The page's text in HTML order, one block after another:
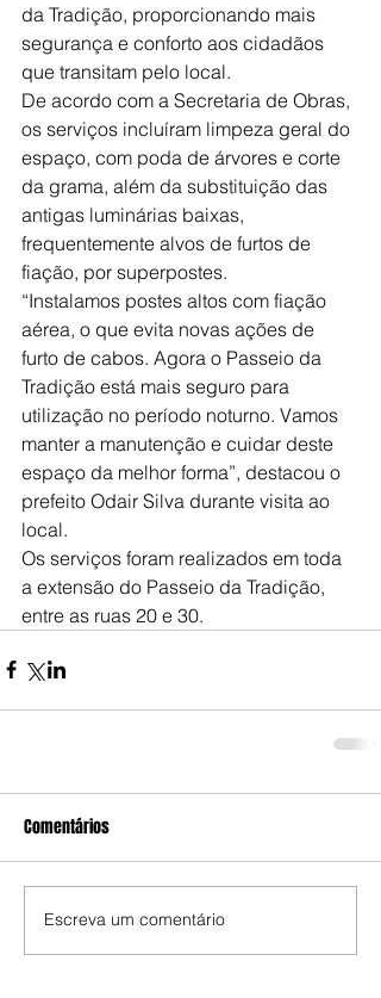
da Tradição, proporcionando mais
segurança e conforto aos cidadãos
que transitam pelo local.
De acordo com a Secretaria de Obras,
os serviços incluíram limpeza geral do
espaço, com poda de árvores e corte
da grama, além da substituição das
antigas luminárias baixas,
frequentemente alvos de furtos de
fiação, por superpostes.
“Instalamos postes altos com fiação
aérea, o que evita novas ações de
furto de cabos. Agora o Passeio da
Tradição está mais seguro para
utilização no período noturno. Vamos
manter a manutenção e cuidar deste
espaço da melhor forma”, destacou o
prefeito Odair Silva durante visita ao
local.
Os serviços foram realizados em toda
a extensão do Passeio da Tradição,
entre as ruas 20 e 30.
Comentários
Escreva um comentário